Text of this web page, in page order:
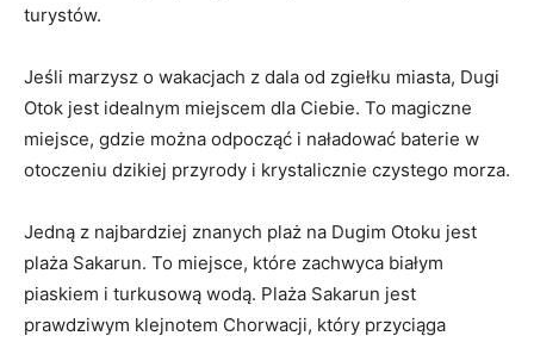
⁣turystów.
Jeśli⁣ marzysz‍ o⁣ wakacjach z dala ⁤od zgiełku miasta, Dugi
Otok jest idealnym miejscem dla Ciebie. To magiczne⁢
miejsce,‌ gdzie można odpocząć i naładować baterie w⁤
otoczeniu⁢ dzikiej ⁤przyrody ⁣i ‌krystalicznie czystego ‌morza.
Jedną z najbardziej znanych‍ plaż ​na Dugim Otoku jest
plaża Sakarun. To miejsce, które zachwyca białym
piaskiem i turkusową wodą. Plaża Sakarun jest
prawdziwym klejnotem​ Chorwacji,‌ który ⁢przyciąga